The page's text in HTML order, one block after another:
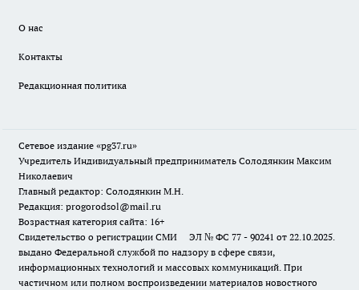
О нас
Контакты
Редакционная политика
Сетевое издание «pg37.ru»
Учредитель Индивидуальный предприниматель Солодянкин Максим
Николаевич
Главный редактор: Солодянкин М.Н.
Редакция: progorodsol@mail.ru
Возрастная категория сайта: 16+
Свидетельство о регистрации СМИ ЭЛ № ФС 77 - 90241 от 22.10.2025.
выдано Федеральной службой по надзору в сфере связи,
информационных технологий и массовых коммуникаций. При
частичном или полном воспроизведении материалов новостного